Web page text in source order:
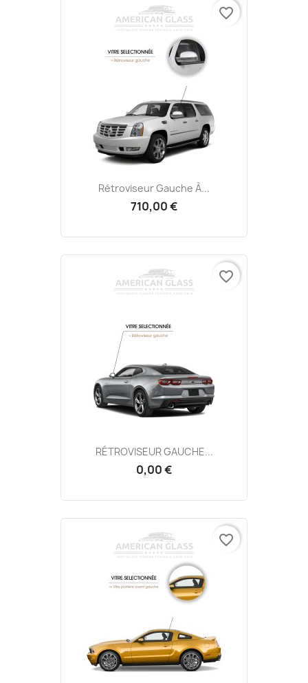
Rétroviseur Gauche À...
710,00 €
favorite_border
RÉTROVISEUR GAUCHE...
0,00 €
favorite_border
favorite_border